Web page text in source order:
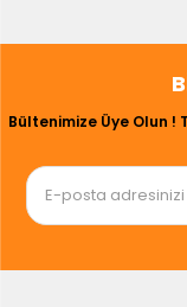
Bültenimize Üye Olun !